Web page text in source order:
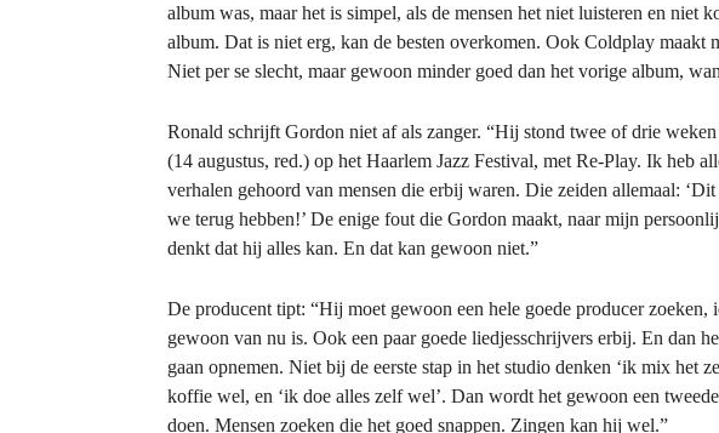
album was, maar het is simpel, als de mensen het niet luisteren en niet
album. Dat is niet erg, kan de besten overkomen. Ook Coldplay maakt
Niet per se slecht, maar gewoon minder goed dan het vorige album,
Ronald schrijft Gordon niet af als zanger. “Hij stond twee of drie
(14 augustus, red.) op het Haarlem Jazz Festival, met Re-Play. Ik heb
verhalen gehoord van mensen die erbij waren. Die zeiden allemaal:
we terug hebben!’ De enige fout die Gordon maakt, naar mijn
denkt dat hij alles kan. En dat kan gewoon niet.”
De producent tipt: “Hij moet gewoon een hele goede producer zoeken,
gewoon van nu is. Ook een paar goede liedjesschrijvers erbij. En dan
gaan opnemen. Niet bij de eerste stap in het studio denken ‘ik mix het
koffie wel, en ‘ik doe alles zelf wel’. Dan wordt het gewoon een
doen. Mensen zoeken die het goed snappen. Zingen kan hij wel.”